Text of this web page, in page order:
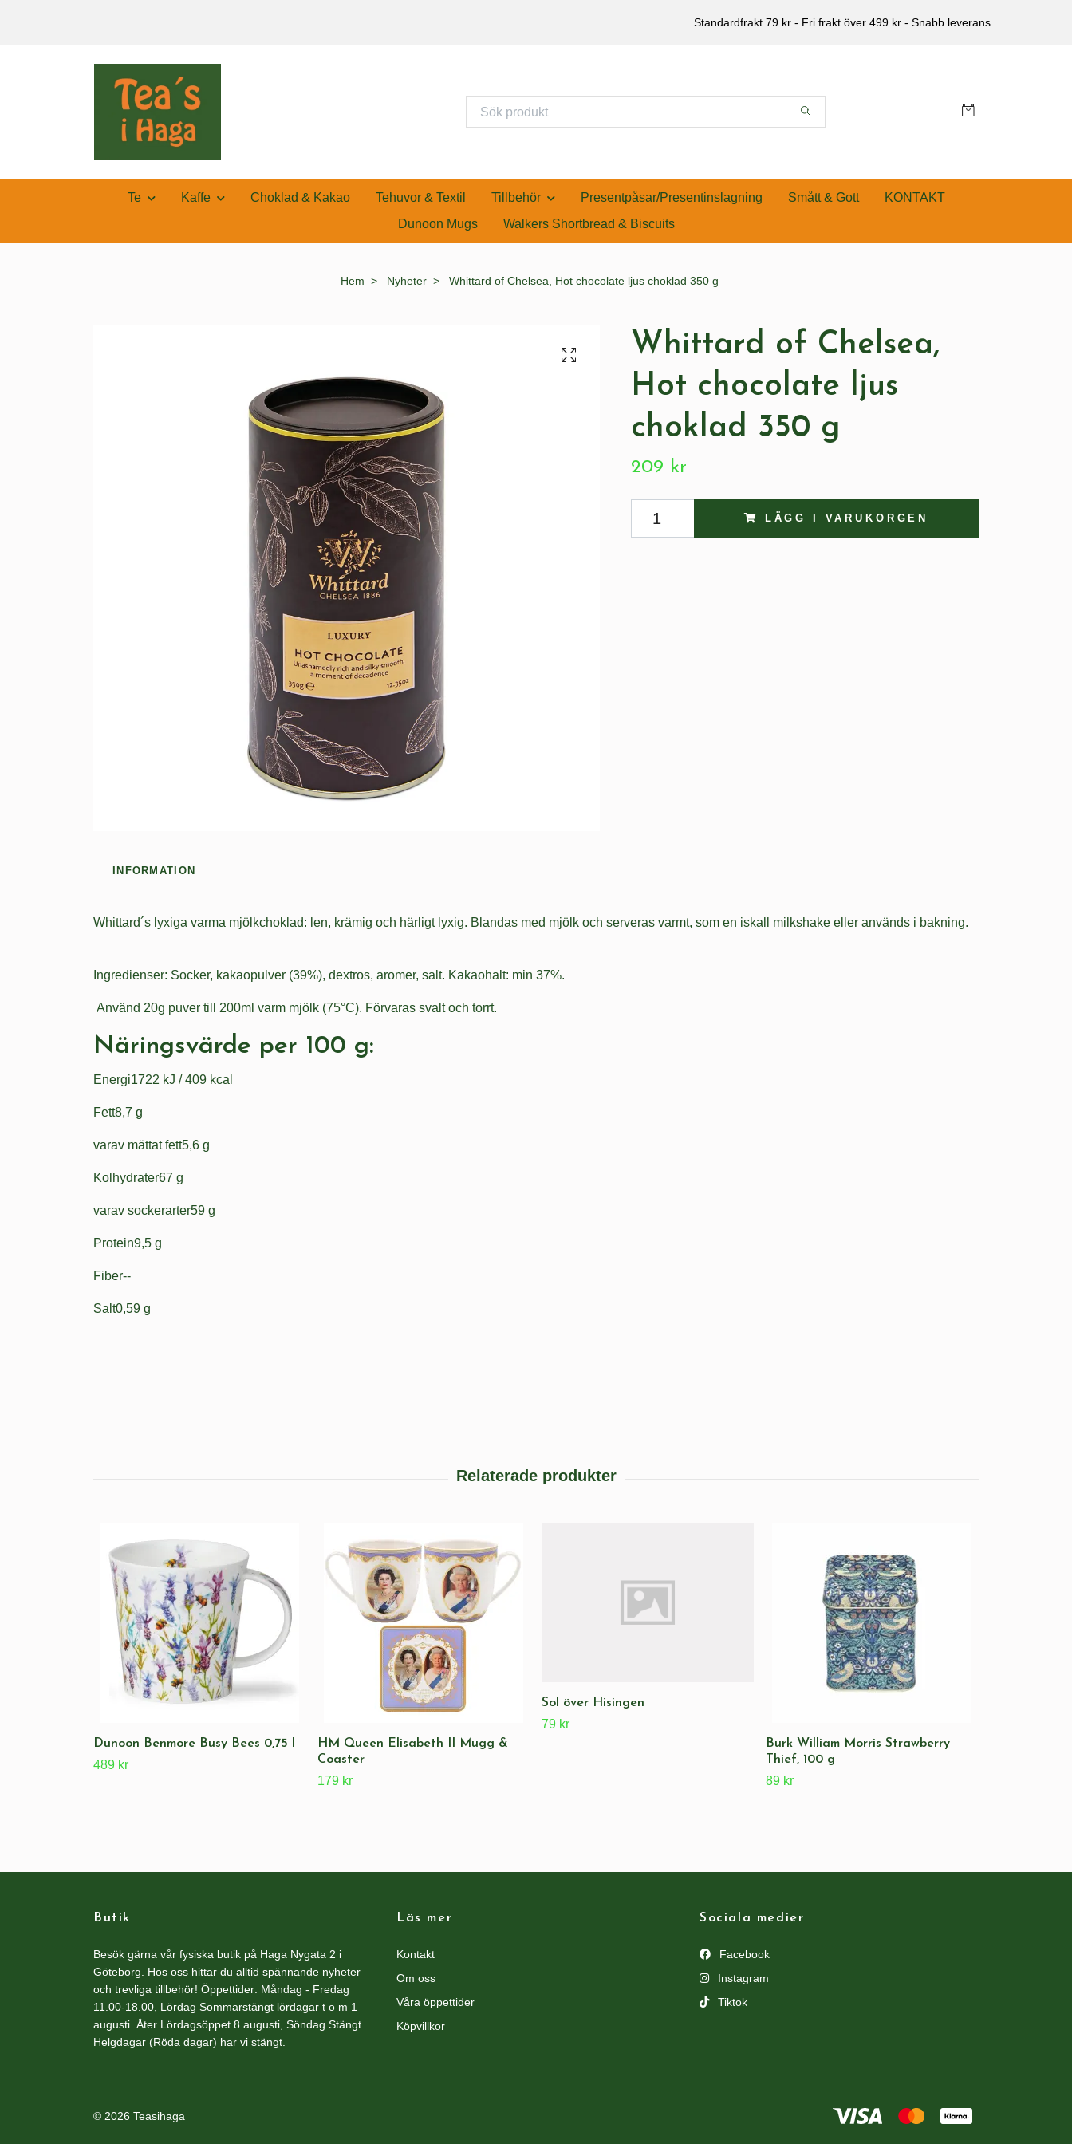
Standardfrakt 79 kr - Fri frakt över 499 kr - Snabb leverans
Te Kaffe Choklad & Kakao Tehuvor & Textil Tillbehör Presentpåsar/Presentinslagning Smått & Gott
KONTAKT
Dunoon Mugs
Walkers Shortbread & Biscuits
Hem Nyheter Whittard of Chelsea, Hot chocolate ljus choklad 350 g
Whittard of Chelsea,
Hot chocolate ljus
choklad 350 g
209 kr
LÄGG I VARUKORGEN
INFORMATION
Whittard´s lyxiga varma mjölkchoklad: len, krämig och härligt lyxig. Blandas med mjölk och serveras varmt, som en iskall milkshake eller används i bakning.
Ingredienser: Socker, kakaopulver (39%), dextros, aromer, salt. Kakaohalt: min 37%.
Använd 20g puver till 200ml varm mjölk (75°C). Förvaras svalt och torrt.
Näringsvärde per 100 g:
Energi1722 kJ / 409 kcal
Fett8,7 g
varav mättat fett5,6 g
Kolhydrater67 g
varav sockerarter59 g
Protein9,5 g
Fiber--
Salt0,59 g
Dunoon Benmore Busy Bees 0,75 l
489 kr
HM Queen Elisabeth II Mugg &
Coaster
179 kr
Sol över Hisingen
79 kr
Burk William Morris Strawberry
Thief, 100 g
89 kr
Butik
Besök gärna vår fysiska butik på Haga Nygata 2 i
Göteborg. Hos oss hittar du alltid spännande nyheter
och trevliga tillbehör! Öppettider: Måndag - Fredag
11.00-18.00, Lördag Sommarstängt lördagar t o m 1
augusti. Åter Lördagsöppet 8 augusti, Söndag Stängt.
Helgdagar (Röda dagar) har vi stängt.
Läs mer
Kontakt
Om oss
Våra öppettider
Köpvillkor
Sociala medier
Facebook
Instagram
Tiktok
© 2026 Teasihaga